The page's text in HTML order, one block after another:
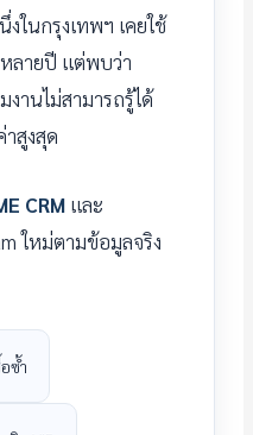
ในกรุงเทพฯ เคยใช้
ลายปี แต่พบว่า
านไม่สามารถรู้ได้
สูงสุด
CRM และ
ใหม่ตามข้อมูลจริง
ซ้ำ